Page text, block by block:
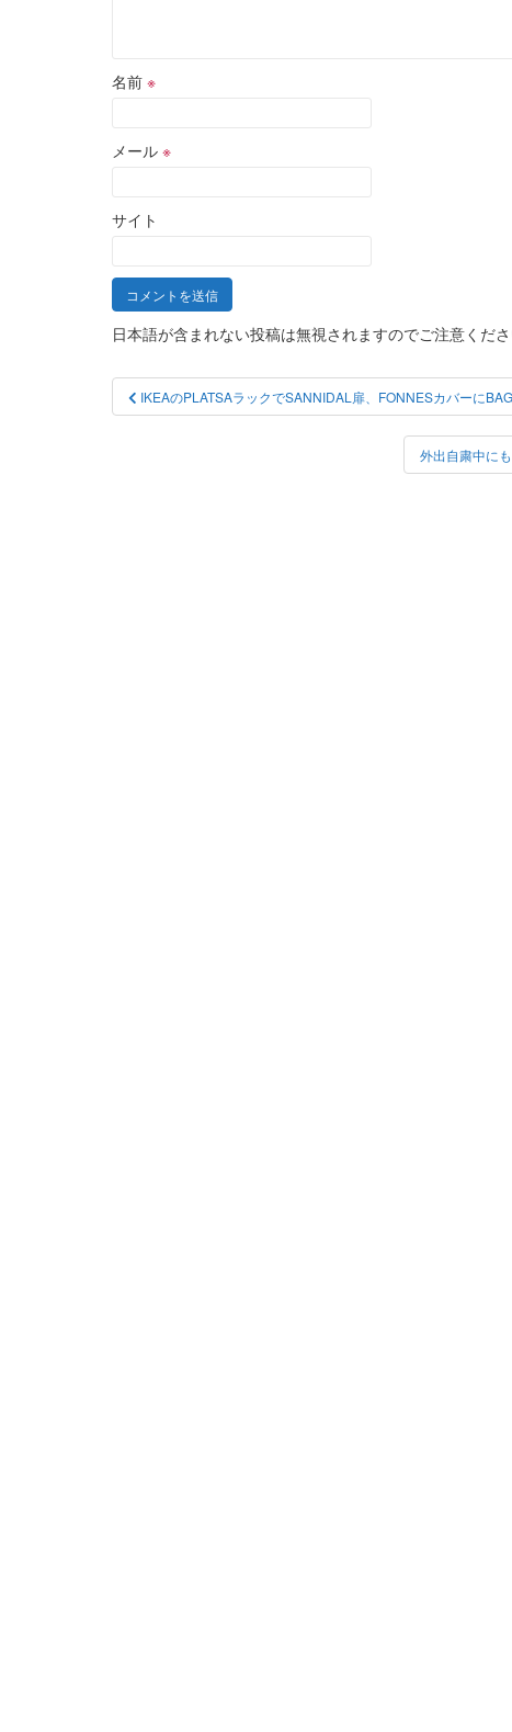
名前 ※
メール ※
サイト
日本語が含まれない投稿は無視されますのでご注意くださ
投
稿
IKEAのPLATSAラックでSANNIDAL扉、FONNESカバーに
外出自粛中に